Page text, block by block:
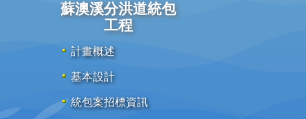
蘇澳溪分洪道統包
工程
計畫概述
基本設計
統包案招標資訊